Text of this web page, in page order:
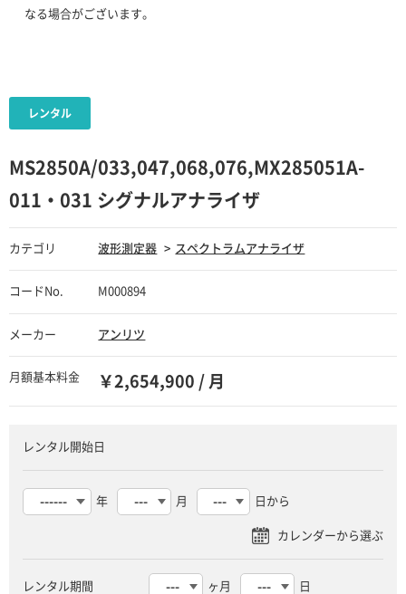
なる場合がございます。
MS2850A/033,047,068,076,MX285051A-
011・031 シグナルアナライザ
カテゴリ 波形測定器 スペクトラムアナライザ
コードNo. M000894
メーカー アンリツ
月額基本料金 ￥2,654,900 / 月
レンタル開始日
年 月 日から
レンタル期間 ヶ月 日